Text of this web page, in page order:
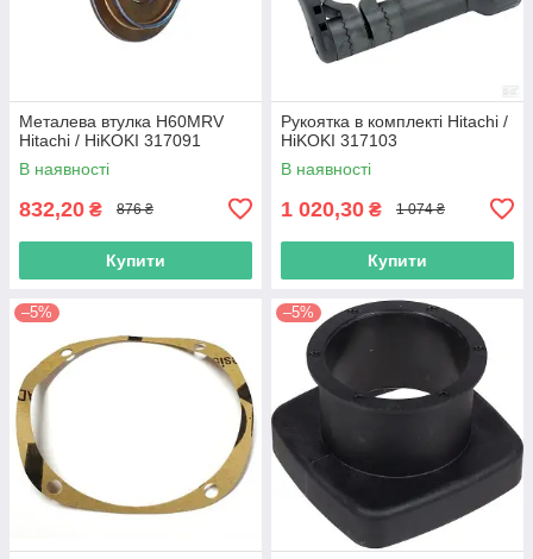
Металева втулка H60MRV
Hitachi / HiKOKI 317091
В наявності
832,20 ₴ 876 ₴
Купити
Рукоятка в комплекті Hitachi /
HiKOKI 317103
В наявності
1 020,30 ₴ 1 074 ₴
Купити
–5% –5%